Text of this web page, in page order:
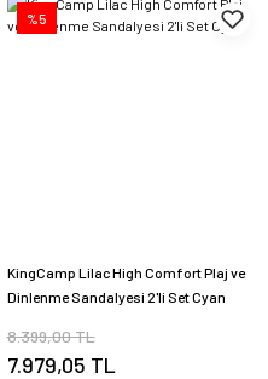
%5
KingCamp Lilac High Comfort Plaj ve
Dinlenme Sandalyesi 2'li Set Cyan
8.399,00 TL
7.979,05 TL